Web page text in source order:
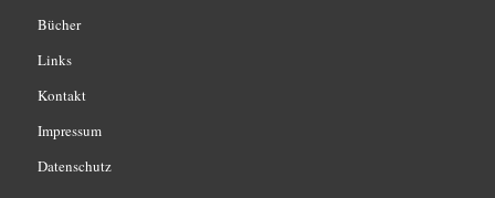
Bücher
Links
Kontakt
Impressum
Datenschutz